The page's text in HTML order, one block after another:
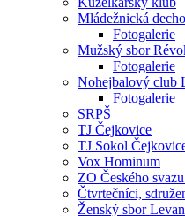
Mládežnická
Fotogalerie
Mužský sbor
Fotogalerie
Nohejbalový club
Fotogalerie
SRPŠ
TJ Čejkovice
TJ Sokol
Vox Hominum
ZO Českého
Čtvrtečníci,
Ženský sbor